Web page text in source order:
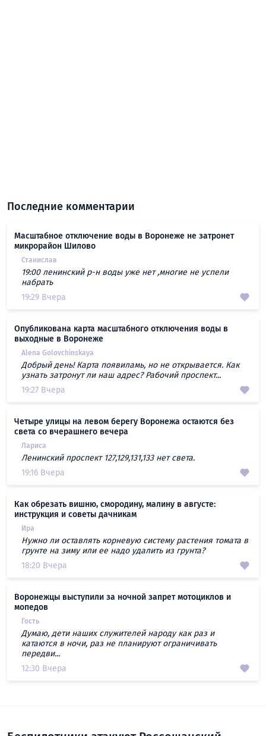
Последние комментарии
Масштабное отключение воды в Воронеже не затронет
микрорайон Шилово
Станислав
19:00 ленинский р-н воды уже нет ,многие не успели
набрать
19:29 Вчера
Опубликована карта масштабного отключения воды в
выходные в Воронеже
Alena Golovchinskaya
Добрый день! Карта появиламь, но не открывается. Как
узнать затронут ли наш адрес? Рабочий проспект...
19:27 Вчера
Четыре улицы на левом берегу Воронежа остаются без
света со вчерашнего вечера
Лариса
Ленинский проспект 127,129,131,133 нет света.
19:16 Вчера
Как обрезать вишню, смородину, малину в августе:
инструкция и советы дачникам
Ира
Нужно ли оставлять корневую систему растения томата в
грунте на зиму или ее надо удалить из грунта?
18:20 Вчера
Воронежцы выступили за ночной запрет мотоциклов и
мопедов
Гость
Думаю, дети наших служителей народу как раз и
катаются в ночи, раз не планируют ограничивать
передви...
12:30 Вчера